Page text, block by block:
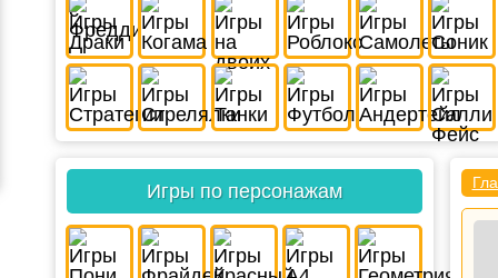
Игры по персонажам